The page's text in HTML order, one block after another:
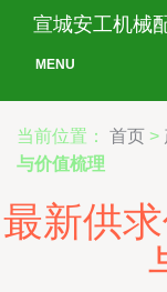
宣城安工机械
MENU
当前位置： 首页 >
与价值梳理
最新供